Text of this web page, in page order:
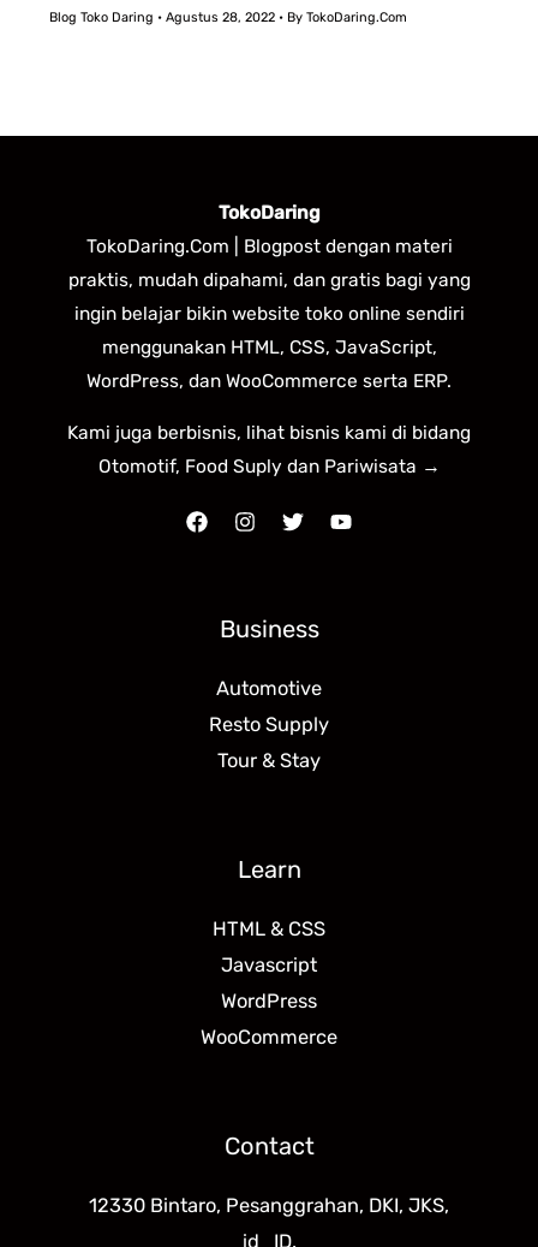
Blog Toko Daring •Agustus 28, 2022 • ByTokoDaring.Com
TokoDaring
TokoDaring.Com | Blogpost dengan materi
praktis, mudah dipahami, dan gratis bagi yang
ingin belajar bikin website toko online sendiri
menggunakan HTML, CSS, JavaScript,
WordPress, dan WooCommerce serta ERP.
Kami juga berbisnis, lihat bisnis kami di bidang
Otomotif, Food Suply dan Pariwisata →
Business
Automotive
Resto Supply
Tour & Stay
Learn
HTML & CSS
Javascript
WordPress
WooCommerce
Contact
12330 Bintaro, Pesanggrahan, DKI, JKS,
id_ID.